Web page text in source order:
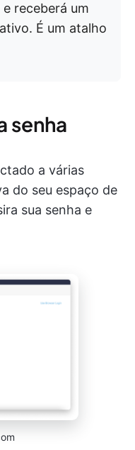
receberá um
É um atalho
senha
a várias
do seu espaço de
sua senha e